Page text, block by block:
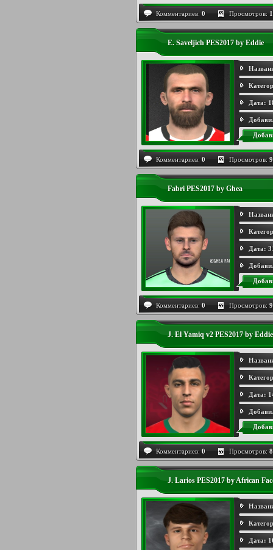
Комментариев: 0 Просмотров:
E. Saveljich PES2017 by Eddie
Дата:
Комментариев: 0 Просмотров:
Fabri PES2017 by Ghea
Дата:
Комментариев: 0 Просмотров:
J. El Yamiq v2 PES2017 by Eddie
Дата:
Комментариев: 0 Просмотров:
J. Larios PES2017 by African
Дата: